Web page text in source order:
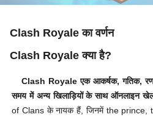
Clash Royale का वर्णन
Clash Royale क्या है?
Clash Royale एक आकर्षक, गतिक,
समय में अन्य खिलाड़ियों के साथ ऑनलाइन
of Clans के नायक हैं, जिनमें the